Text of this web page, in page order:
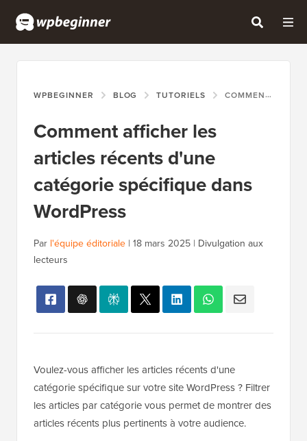
WPBEGINNER BLOG TUTORIELS COMMENT AFFICHER LES ARTICLES RÉCENTS D'UNE CATÉGORIE SPÉCIFIQUE DANS WORDPRESS
Comment afficher les
articles récents d'une
catégorie spécifique dans
WordPress
Par l'équipe éditoriale | 18 mars 2025 | Divulgation aux
lecteurs
Voulez-vous afficher les articles récents d'une
catégorie spécifique sur votre site WordPress ? Filtrer
les articles par catégorie vous permet de montrer des
articles récents plus pertinents à votre audience.